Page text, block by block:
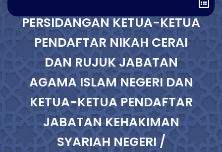
PERSIDANGAN KETUA-KETUA
PENDAFTAR NIKAH CERAI
DAN RUJUK JABATAN
AGAMA ISLAM NEGERI DAN
KETUA-KETUA PENDAFTAR
JABATAN KEHAKIMAN
SYARIAH NEGERI /